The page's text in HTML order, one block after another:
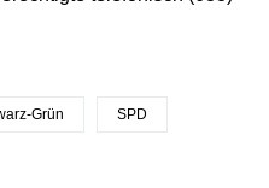
Grün SPD